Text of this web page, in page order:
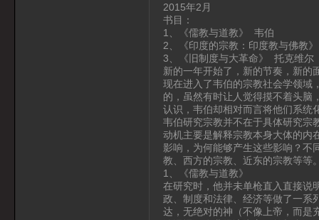
2015年2月
书目：
1、《儒教与道教》 韦伯
2、《印度的宗教：印度教与佛教
3、《旧制度与大革命》 托克维尔
新的一年开始了，新的节奏，新的
现在进入了韦伯的宗教社会学领域
的，虽然有时让人觉得摸不着头脑
认识，韦伯却相对而言将他们系统
韦伯研究宗教并不在于具体研究宗
动机主要是解释宗教本身大体的内
影响，为何能够产生这些影响？不
教、西方的宗教、近东的宗教等等
1、《儒教与道教》
在研究时，他并未单枪直入直接说
政、制度和法律、经济等做了一系
达，无绝对的神（不像上帝，而是